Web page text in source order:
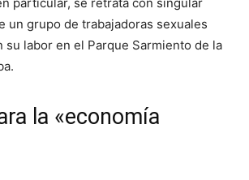
un grupo de trabajadoras sexuales
su labor en el Parque Sarmiento de la
la «economía